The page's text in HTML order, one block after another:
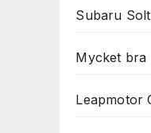
Subaru
Mycket bra
Leapmotor